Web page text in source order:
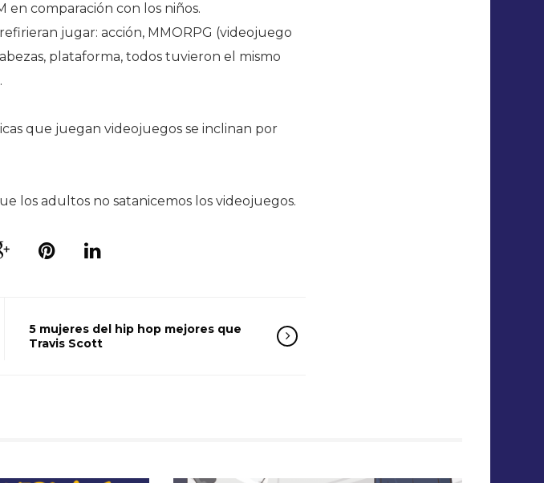
en comparación con los niños.
jugar: acción, MMORPG (videojuego
plataforma, todos tuvieron el mismo
que juegan videojuegos se inclinan por
los adultos no satanicemos los videojuegos.
5 mujeres del hip hop mejores que
Travis Scott